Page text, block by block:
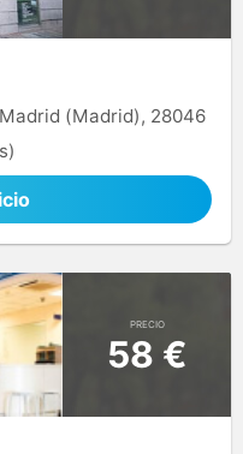
(Madrid), 28046
PRECIO
58 €